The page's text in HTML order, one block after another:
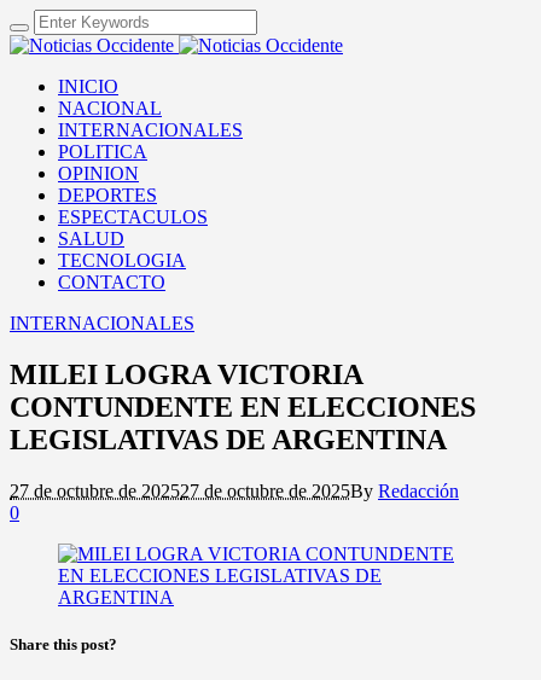
INICIO
NACIONAL
INTERNACIONALES
POLITICA
OPINION
DEPORTES
ESPECTACULOS
SALUD
TECNOLOGIA
CONTACTO
INTERNACIONALES
MILEI LOGRA VICTORIA
CONTUNDENTE EN ELECCIONES
LEGISLATIVAS DE ARGENTINA
27 de octubre de 202527 de octubre de 2025By Redacción
0
Share this post?